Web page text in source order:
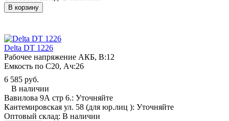
В корзину
Delta DT 1226
Рабочее напряжение АКБ, B:12
Емкость по С20, Ач:26
6 585 руб.
В наличии
Вавилова 9А стр 6.: Уточняйте
Кантемировская ул. 58 (для юр.лиц ): Уточняйте
Оптовый склад: В наличии